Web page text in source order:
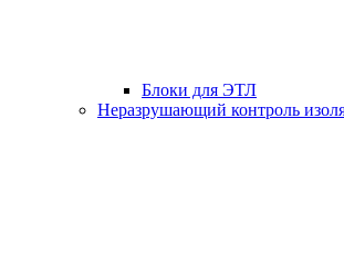
Блоки для ЭТЛ
Неразрушающий контроль